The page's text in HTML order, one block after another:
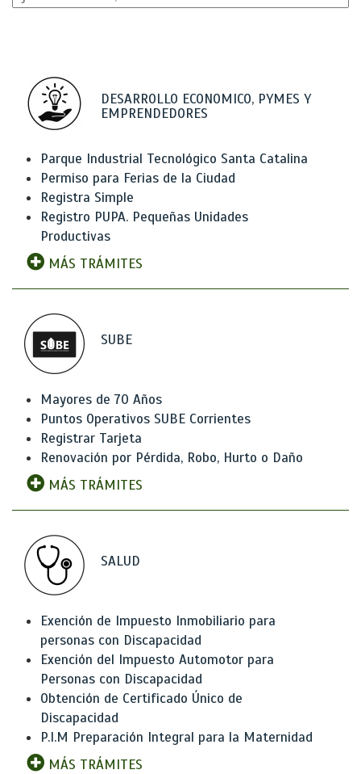
DESARROLLO ECONOMICO, PYMES Y
EMPRENDEDORES
Parque Industrial Tecnológico Santa Catalina
Permiso para Ferias de la Ciudad
Registra Simple
Registro PUPA. Pequeñas Unidades
Productivas
MÁS TRÁMITES
SUBE
Mayores de 70 Años
Puntos Operativos SUBE Corrientes
Registrar Tarjeta
Renovación por Pérdida, Robo, Hurto o Daño
MÁS TRÁMITES
SALUD
Exención de Impuesto Inmobiliario para
personas con Discapacidad
Exención del Impuesto Automotor para
Personas con Discapacidad
Obtención de Certificado Único de
Discapacidad
P.I.M Preparación Integral para la Maternidad
MÁS TRÁMITES